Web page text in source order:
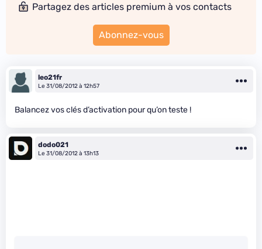
Partagez des articles premium à vos contacts
Abonnez-vous
leo21fr
Le 31/08/2012 à 12h57
Balancez vos clés d’activation pour qu’on teste !
dodo021
Le 31/08/2012 à 13h13